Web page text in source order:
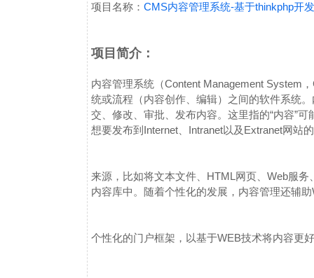
项目名称： CMS内容管理系统-基于thinkphp开
项目简介：
内容管理系统（Content Management System
统或流程（内容创作、编辑）之间的软件系统
交、修改、审批、发布内容。这里指的“内容”
想要发布到Internet、Intranet以及Extranet网站
来源，比如将文本文件、HTML网页、Web服
内容库中。 随着个性化的发展，内容管理还辅
个性化的门户框架，以基于WEB技术将内容更